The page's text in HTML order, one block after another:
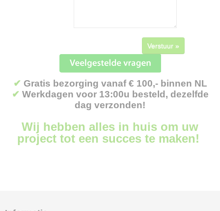
Verstuur »
✔ Gratis bezorging vanaf € 100,- binnen NL
✔ Werkdagen voor 13:00u besteld, dezelfde
dag verzonden!
Wij hebben alles in huis om uw
project tot een succes te maken!